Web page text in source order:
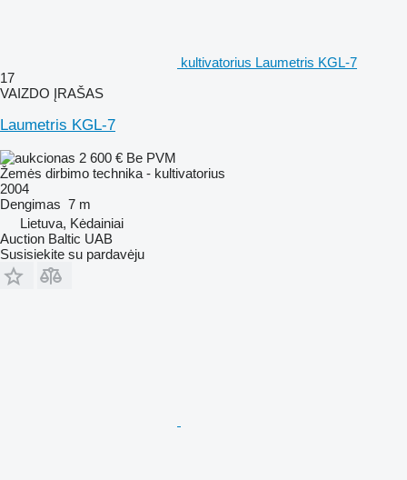
kultivatorius Laumetris KGL-7
17
VAIZDO ĮRAŠAS
Laumetris KGL-7
2 600 € Be PVM
Žemės dirbimo technika - kultivatorius
2004
Dengimas 7 m
Lietuva, Kėdainiai
Auction Baltic UAB
Susisiekite su pardavėju